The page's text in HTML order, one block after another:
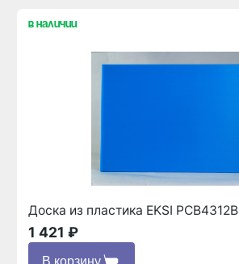
в наличии
Доска из пластика EKSI PCB4312B
1 421 ₽
В корзину